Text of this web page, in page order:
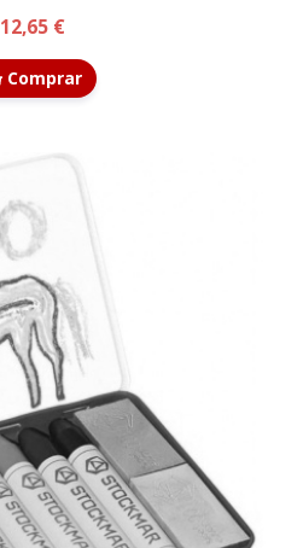
12,65 €
Comprar